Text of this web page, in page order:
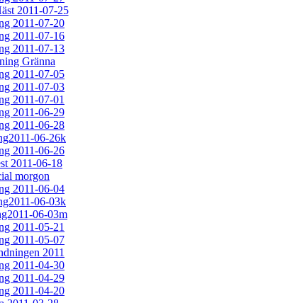
2011-07-25
2011-07-20
2011-07-16
2011-07-13
Gränna
2011-07-05
2011-07-03
2011-07-01
2011-06-29
2011-06-28
06-26k
2011-06-26
2011-06-18
morgon
2011-06-04
06-03k
06-03m
2011-05-21
2011-05-07
2011
2011-04-30
2011-04-29
2011-04-20